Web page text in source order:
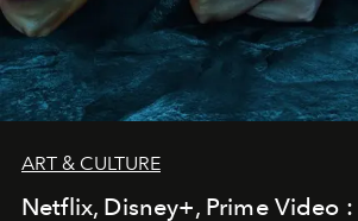
ART & CULTURE
Netflix, Disney+, Prime Video